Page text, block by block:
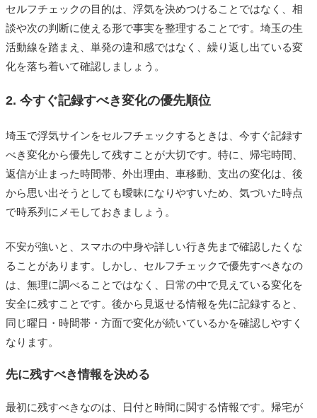
セルフチェックの目的は、浮気を決めつけることではなく、相
談や次の判断に使える形で事実を整理することです。埼玉の生
活動線を踏まえ、単発の違和感ではなく、繰り返し出ている変
化を落ち着いて確認しましょう。
2. 今すぐ記録すべき変化の優先順位
埼玉で浮気サインをセルフチェックするときは、今すぐ記録す
べき変化から優先して残すことが大切です。特に、帰宅時間、
返信が止まった時間帯、外出理由、車移動、支出の変化は、後
から思い出そうとしても曖昧になりやすいため、気づいた時点
で時系列にメモしておきましょう。
不安が強いと、スマホの中身や詳しい行き先まで確認したくな
ることがあります。しかし、セルフチェックで優先すべきなの
は、無理に調べることではなく、日常の中で見えている変化を
安全に残すことです。後から見返せる情報を先に記録すると、
同じ曜日・時間帯・方面で変化が続いているかを確認しやすく
なります。
先に残すべき情報を決める
最初に残すべきなのは、日付と時間に関する情報です。帰宅が